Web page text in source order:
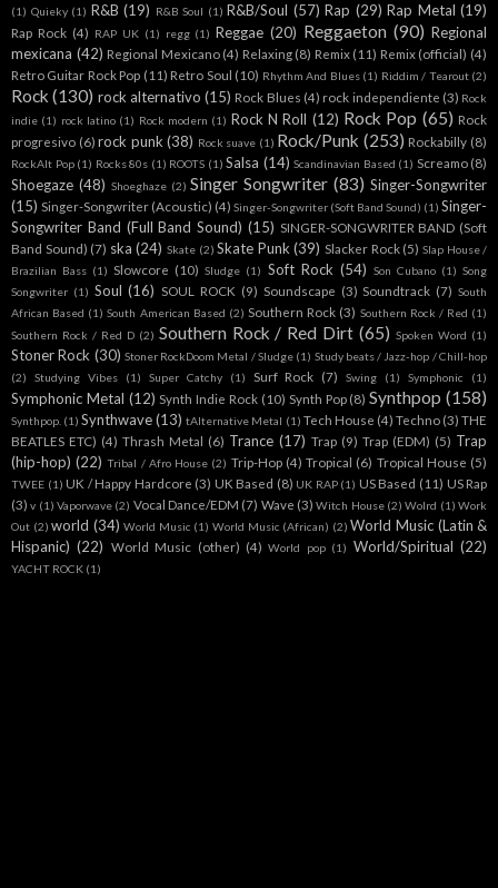
(1) Quieky (1) R&B (19) R&B Soul (1) R&B/Soul (57) Rap (29) Rap Metal (19)
Rap Rock (4) RAP UK (1) regg (1) Reggae (20) Reggaeton (90) Regional
mexicana (42) Regional Mexicano (4) Relaxing (8) Remix (11) Remix (official) (4)
Retro Guitar Rock Pop (11) Retro Soul (10) Rhythm And Blues (1) Riddim / Tearout (2)
Rock (130) rock alternativo (15) Rock Blues (4) rock independiente (3) Rock
indie (1) rock latino (1) Rock modern (1) Rock N Roll (12) Rock Pop (65) Rock
progresivo (6) rock punk (38) Rock suave (1) Rock/Punk (253) Rockabilly (8)
RockAlt Pop (1) Rocks 80s (1) ROOTS (1) Salsa (14) Scandinavian Based (1) Screamo (8)
Shoegaze (48) Shoeghaze (2) Singer Songwriter (83) Singer-Songwriter
(15) Singer-Songwriter (Acoustic) (4) Singer-Songwriter (Soft Band Sound) (1) Singer-
Songwriter Band (Full Band Sound) (15) SINGER-SONGWRITER BAND (Soft
Band Sound) (7) ska (24) Skate (2) Skate Punk (39) Slacker Rock (5) Slap House /
Brazilian Bass (1) Slowcore (10) Sludge (1) Soft Rock (54) Son Cubano (1) Song
Songwriter (1) Soul (16) SOUL ROCK (9) Soundscape (3) Soundtrack (7) South
African Based (1) South American Based (2) Southern Rock (3) Southern Rock / Red (1)
Southern Rock / Red D (2) Southern Rock / Red Dirt (65) Spoken Word (1)
Stoner Rock (30) Stoner RockDoom Metal / Sludge (1) Study beats / Jazz-hop / Chill-hop
(2)
Studying Vibes (1) Super Catchy (1) Surf Rock (7) Swing (1) Symphonic (1)
Symphonic Metal (12) Synth Indie Rock (10) Synth Pop (8) Synthpop (158)
Synthpop. (1) Synthwave (13) tAlternative Metal (1) Tech House (4) Techno (3) THE
BEATLES ETC) (4) Thrash Metal (6) Trance (17) Trap (9) Trap (EDM) (5) Trap
(hip-hop) (22) Tribal / Afro House (2) Trip-Hop (4) Tropical (6) Tropical House (5)
TWEE (1) UK / Happy Hardcore (3) UK Based (8) UK RAP (1) US Based (11) US Rap
(3) v (1) Vaporwave (2) Vocal Dance/EDM (7) Wave (3) Witch House (2) Wolrd (1) Work
Out (2) world (34) World Music (1) World Music (African) (2) World Music (Latin &
Hispanic) (22) World Music (other) (4) World pop (1) World/Spiritual (22)
YACHT ROCK (1)